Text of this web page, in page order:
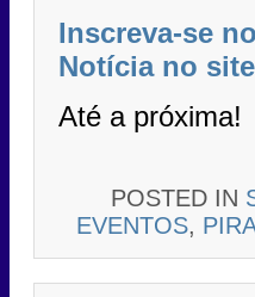
Inscreva-se
Notícia no
Até a próxima!
POSTED IN
EVENTOS,